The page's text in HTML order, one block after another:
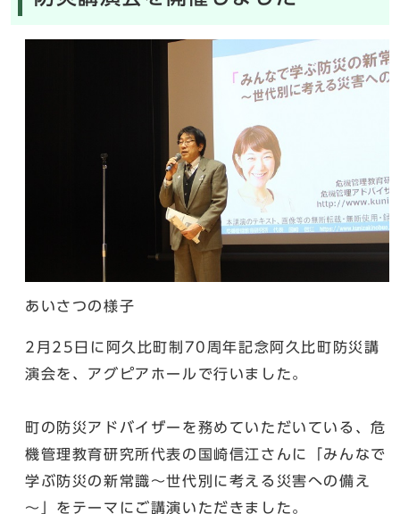
あいさつの様子
2月25日に阿久比町制70周年記念阿久比町防災講
演会を、アグピアホールで行いました。
町の防災アドバイザーを務めていただいている、危
機管理教育研究所代表の国崎信江さんに「みんなで
学ぶ防災の新常識～世代別に考える災害への備え
～」をテーマにご講演いただきました。